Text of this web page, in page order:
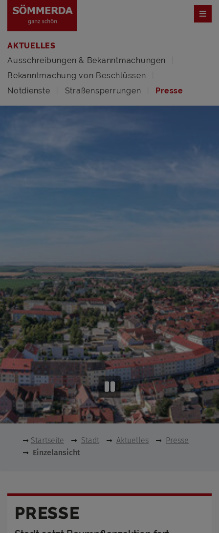
AKTUELLES
Ausschreibungen & Bekanntmachungen
Bekanntmachung von Beschlüssen
Notdienste
Straßensperrungen Presse
Startseite Stadt Aktuelles
Presse
Einzelansicht
PRESSE